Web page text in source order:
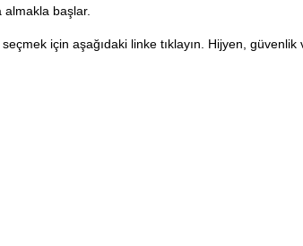
almakla başlar.
için aşağıdaki linke tıklayın. Hijyen, güvenlik